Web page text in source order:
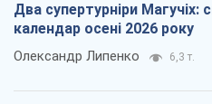
Два супертурніри Магучіх:
календар осені 2026 року
Олександр Липенко 6,3 т.